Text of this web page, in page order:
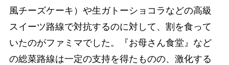
風チーズケーキ）や生ガトーショコラなどの高級
スイーツ路線で対抗するのに対して、割を食って
いたのがファミマでした。『お母さん食堂』など
の総菜路線は一定の支持を得たものの、激化する